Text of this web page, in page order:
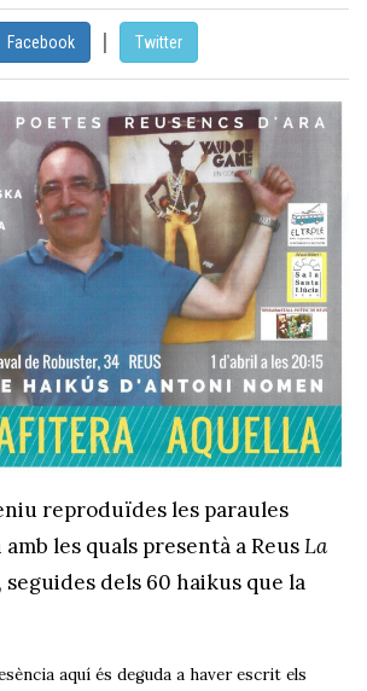
Facebook | Twitter
reproduïdes les paraules
amb les quals presentà a ReusLa
, seguides dels 60 haikus que la
aquí és deguda a haver escrit els